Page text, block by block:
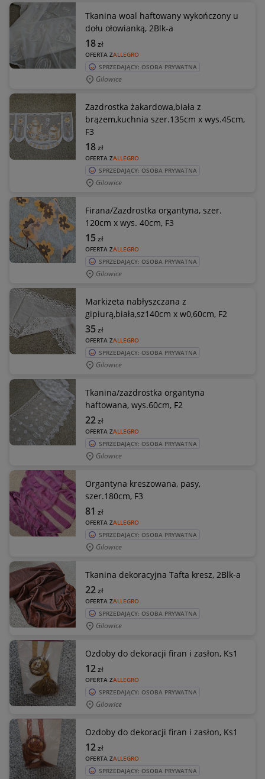
Tkanina woal haftowany wykończony u
dołu ołowianką, 2Blk-a
OFERTA ZALLEGRO
18zł
SPRZEDAJĄCY: OSOBA PRYWATNA
Gilowice
Zazdrostka żakardowa,biała z
brązem,kuchnia szer.135cm x wys.45cm,
F3
OFERTA ZALLEGRO
18zł
SPRZEDAJĄCY: OSOBA PRYWATNA
Gilowice
Firana/Zazdrostka organtyna, szer.
120cm x wys. 40cm, F3
OFERTA ZALLEGRO
15zł
SPRZEDAJĄCY: OSOBA PRYWATNA
Gilowice
Markizeta nabłyszczana z
gipiurą,biała,sz140cm x w0,60cm, F2
OFERTA ZALLEGRO
35zł
SPRZEDAJĄCY: OSOBA PRYWATNA
Gilowice
Tkanina/zazdrostka organtyna
haftowana, wys.60cm, F2
OFERTA ZALLEGRO
22zł
SPRZEDAJĄCY: OSOBA PRYWATNA
Gilowice
Organtyna kreszowana, pasy,
szer.180cm, F3
OFERTA ZALLEGRO
81 zł
SPRZEDAJĄCY: OSOBA PRYWATNA
Gilowice
Tkanina dekoracyjna Tafta kresz, 2Blk-a
OFERTA ZALLEGRO
22zł
SPRZEDAJĄCY: OSOBA PRYWATNA
Gilowice
Ozdoby do dekoracji firan i zasłon, Ks1
OFERTA ZALLEGRO
12zł
SPRZEDAJĄCY: OSOBA PRYWATNA
Gilowice
Ozdoby do dekoracji firan i zasłon, Ks1
OFERTA ZALLEGRO
12zł
SPRZEDAJĄCY: OSOBA PRYWATNA